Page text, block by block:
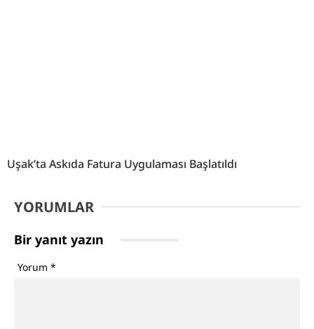
Uşak’ta Askıda Fatura Uygulaması Başlatıldı
YORUMLAR
Bir yanıt yazın
Yorum *